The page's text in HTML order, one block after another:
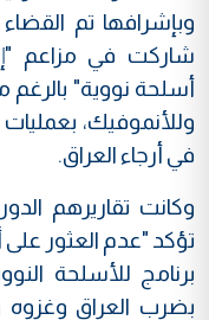
وبإشرافها تم القضاء
شاركت في مزاعم
أسلحة نووية" بالرغم
وللأنموفيك،
في أرجاء العراق.
تؤكد "عدم العثور
برنامج للأسلحة
بضرب العراق